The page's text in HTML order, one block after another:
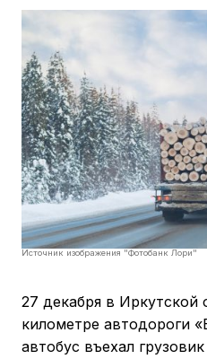
Источник изображения "Фотобанк Лори"
27 декабря в Иркутской
километре автодороги
автобус въехал